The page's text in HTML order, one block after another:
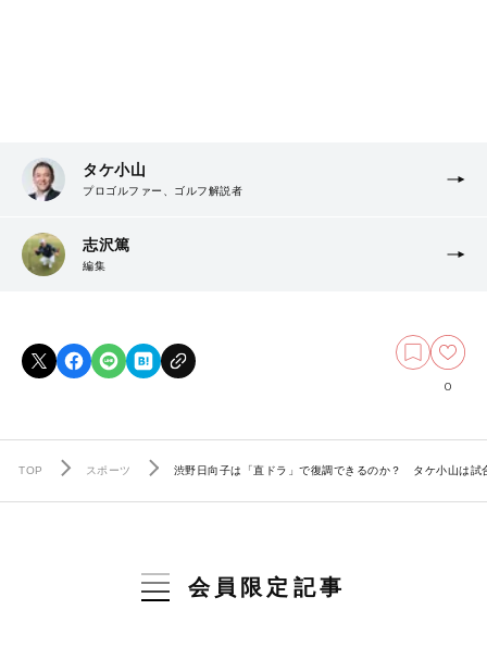
タケ小山
プロゴルファー、ゴルフ解説者
志沢篤
編集
0
TOP スポーツ 渋野日向子は「直ドラ」で復調できるのか？ タケ小山は試
会員限定記事